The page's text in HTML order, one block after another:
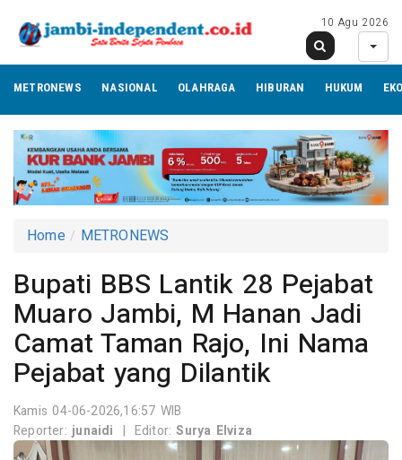
10 Agu 2026
METRONEWS NASIONAL OLAHRAGA HIBURAN HUKUM
Home METRONEWS
Bupati BBS Lantik 28 Pejabat
Muaro Jambi, M Hanan Jadi
Camat Taman Rajo, Ini Nama
Pejabat yang Dilantik
Kamis 04-06-2026,16:57 WIB
Reporter: junaidi | Editor:Surya Elviza